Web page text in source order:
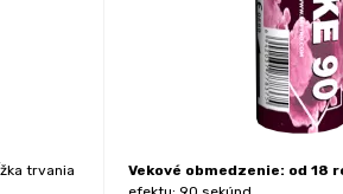
trvania
Vekové obmedzenie: od 18